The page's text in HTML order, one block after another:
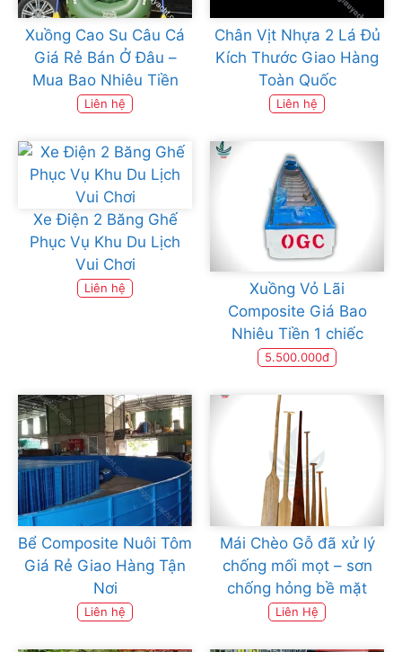
Xuồng Cao Su Câu Cá
Giá Rẻ Bán Ở Đâu –
Mua Bao Nhiêu Tiền
Liên hệ
Chân Vịt Nhựa 2 Lá Đủ
Kích Thước Giao Hàng
Toàn Quốc
Liên hệ
Xe Điện 2 Băng Ghế
Phục Vụ Khu Du Lịch
Vui Chơi
Liên hệ
Xuồng Vỏ Lãi
Composite Giá Bao
Nhiêu Tiền 1 chiếc
5.500.000đ
Bể Composite Nuôi Tôm
Giá Rẻ Giao Hàng Tận
Nơi
Liên hệ
Mái Chèo Gỗ đã xử lý
chống mối mọt – sơn
chống hỏng bề mặt
Liên Hệ